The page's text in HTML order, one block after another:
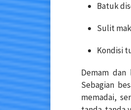
Batuk
Sulit
Kondisi
Demam
Sebagian
memadai,